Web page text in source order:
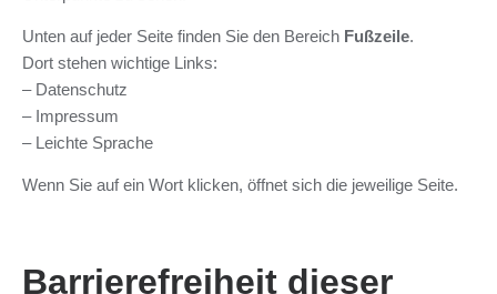
Unten auf jeder Seite finden Sie den Bereich Fußzeile.
Dort stehen wichtige Links:
– Datenschutz
– Impressum
– Leichte Sprache
Wenn Sie auf ein Wort klicken, öffnet sich die jeweilige Seite.
Barrierefreiheit dieser